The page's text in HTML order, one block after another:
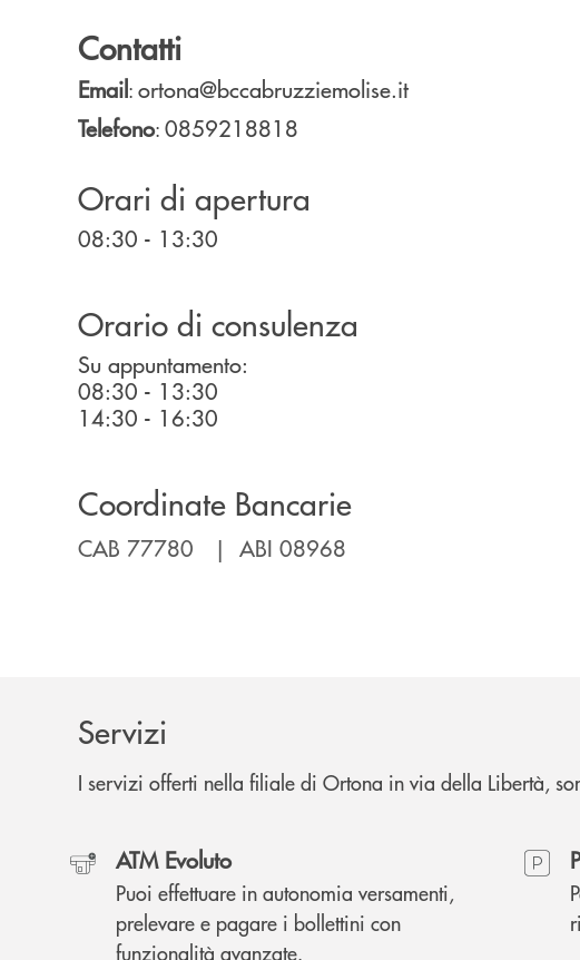
Contatti
Email: ortona@bccabruzziemolise.it
Telefono: 0859218818
Orari di apertura
08:30 - 13:30
Orario di consulenza
Su appuntamento:
08:30 - 13:30
14:30 - 16:30
Coordinate Bancarie
CAB 77780 | ABI 08968
Servizi
I servizi offerti nella filiale di Ortona in via della Libertà,
ATM Evoluto
Puoi effettuare in autonomia versamenti,
prelevare e pagare i bollettini con
funzionalità avanzate.